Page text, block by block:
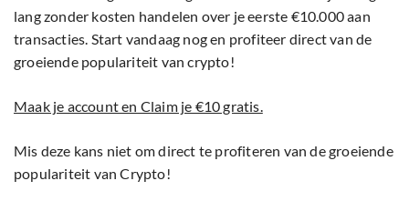
lang zonder kosten handelen over je eerste €10.000 aan
transacties. Start vandaag nog en profiteer direct van de
groeiende populariteit van crypto!
Maak je account en Claim je €10 gratis.
Mis deze kans niet om direct te profiteren van de groeiende
populariteit van Crypto!